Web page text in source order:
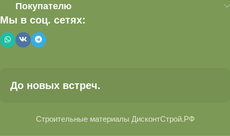
Покупателю
Мы в соц. сетях:
До новых встреч.
Строительные материалы ДисконтСтрой.РФ